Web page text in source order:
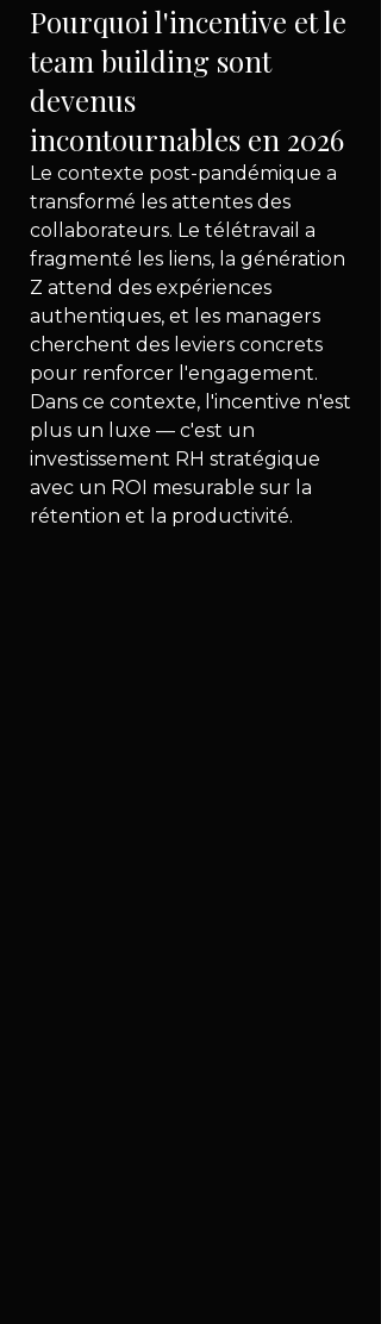
Pourquoi l'incentive et le
team building sont
devenus
incontournables en 2026
Le contexte post-pandémique a
transformé les attentes des
collaborateurs. Le télétravail a
fragmenté les liens, la génération
Z attend des expériences
authentiques, et les managers
cherchent des leviers concrets
pour renforcer l'engagement.
Dans ce contexte, l'incentive n'est
plus un luxe — c'est un
investissement RH stratégique
avec un ROI mesurable sur la
rétention et la productivité.